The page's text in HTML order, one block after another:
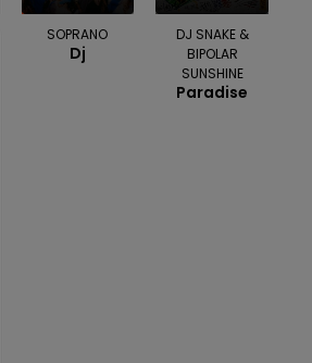
SOPRANO
Dj
DJ SNAKE &
BIPOLAR
SUNSHINE
Paradise